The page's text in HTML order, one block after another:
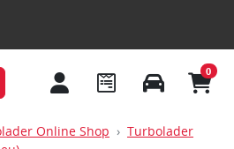
0
Online Shop
Turbolader